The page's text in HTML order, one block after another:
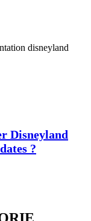
Disneyland
?